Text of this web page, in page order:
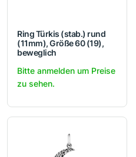
Ring Türkis (stab.) rund
(11mm), Größe 60 (19),
beweglich
Bitte anmelden um Preise
zu sehen.